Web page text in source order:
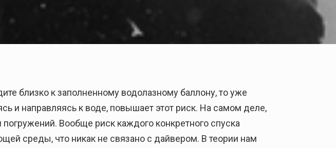
близко к заполненному водолазному баллону, то уже
и направляясь к воде, повышает этот риск. На самом деле,
Вообще риск каждого конкретного спуска
среды, что никак не связано с дайвером. В теории нам